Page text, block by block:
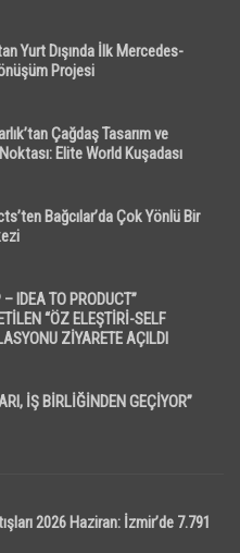
Yurt Dışında İlk Mercedes-
Projesi
Çağdaş Tasarım ve
Elite World Kuşadası
Bağcılar’da Çok Yönlü Bir
IDEA TO PRODUCT”
“ÖZ ELEŞTİRİ-SELF
ZİYARETE AÇILDI
İŞ BİRLİĞİNDEN GEÇİYOR”
2026 Haziran: İzmir’de 7.791